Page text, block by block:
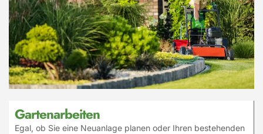
Gartenarbeiten
Egal, ob Sie eine Neuanlage planen oder Ihren bestehenden